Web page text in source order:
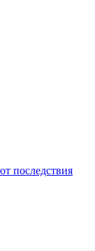
последствия